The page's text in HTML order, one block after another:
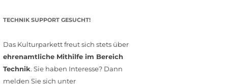
TECHNIK SUPPORT GESUCHT!
Das Kulturparkett freut sich stets über
ehrenamtliche Mithilfe im Bereich
Technik. Sie haben Interesse? Dann
melden Sie sich unter